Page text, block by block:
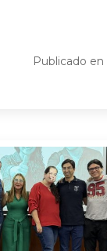
Publicado en